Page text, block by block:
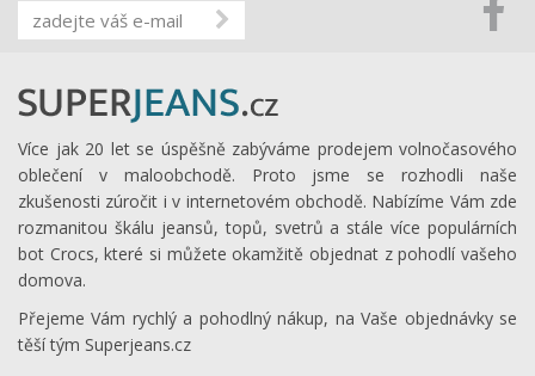
Více jak 20 let se úspěšně zabýváme prodejem volnočasového
oblečení v maloobchodě. Proto jsme se rozhodli naše
zkušenosti zúročit i v internetovém obchodě. Nabízíme Vám zde
rozmanitou škálu jeansů, topů, svetrů a stále více populárních
bot Crocs, které si můžete okamžitě objednat z pohodlí vašeho
domova.
Přejeme Vám rychlý a pohodlný nákup, na Vaše objednávky se
těší tým Superjeans.cz